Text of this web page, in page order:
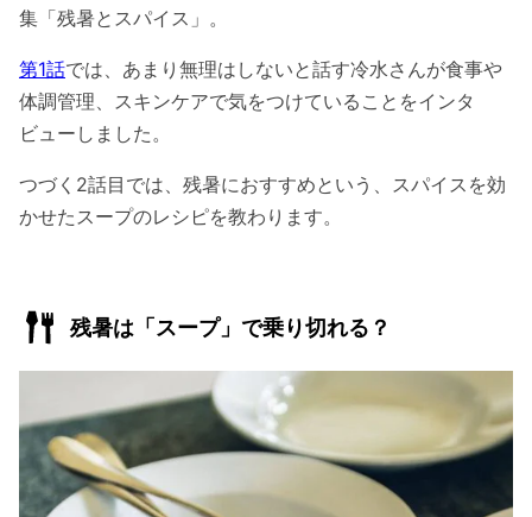
集「残暑とスパイス」。
第1話では、あまり無理はしないと話す冷水さんが食事や
体調管理、スキンケアで気をつけていることをインタ
ビューしました。
つづく2話目では、残暑におすすめという、スパイスを効
かせたスープのレシピを教わります。
残暑は「スープ」で乗り切れる？